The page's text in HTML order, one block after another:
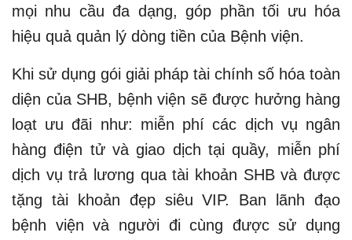
mọi nhu cầu đa dạng, góp phần tối ưu hóa
hiệu quả quản lý dòng tiền của Bệnh viện.
Khi sử dụng gói giải pháp tài chính số hóa toàn
diện của SHB, bệnh viện sẽ được hưởng hàng
loạt ưu đãi như: miễn phí các dịch vụ ngân
hàng điện tử và giao dịch tại quầy, miễn phí
dịch vụ trả lương qua tài khoản SHB và được
tặng tài khoản đẹp siêu VIP. Ban lãnh đạo
bệnh viện và người đi cùng được sử dụng